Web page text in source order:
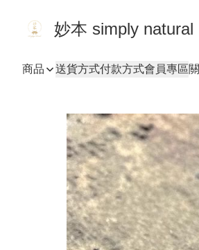
妙本 simply natural
商品 送貨方式付款方式會員專區